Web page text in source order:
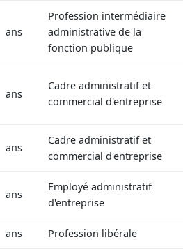
ans
Profession intermédiaire
administrative de la
fonction publique
ans
Cadre administratif et
commercial d'entreprise
ans
Cadre administratif et
commercial d'entreprise
ans
Employé administratif
d'entreprise
ans Profession libérale